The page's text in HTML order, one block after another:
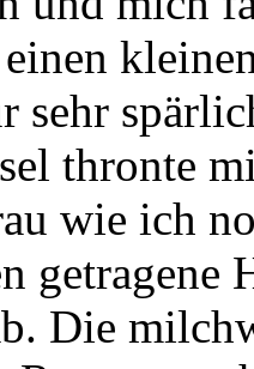
sehr
thronte
wie ich
getragene
Die